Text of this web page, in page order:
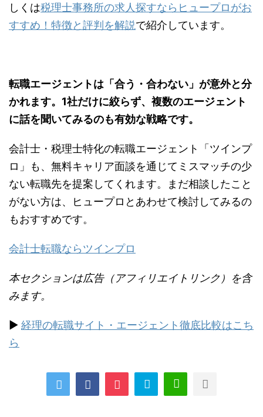
しくは税理士事務所の求人探すならヒュープロがお
すすめ！特徴と評判を解説で紹介しています。
転職エージェントは「合う・合わない」が意外と分
かれます。1社だけに絞らず、複数のエージェント
に話を聞いてみるのも有効な戦略です。
会計士・税理士特化の転職エージェント「ツインプ
ロ」も、無料キャリア面談を通じてミスマッチの少
ない転職先を提案してくれます。まだ相談したこと
がない方は、ヒュープロとあわせて検討してみるの
もおすすめです。
会計士転職ならツインプロ
本セクションは広告（アフィリエイトリンク）を含
みます。
▶ 経理の転職サイト・エージェント徹底比較はこち
ら